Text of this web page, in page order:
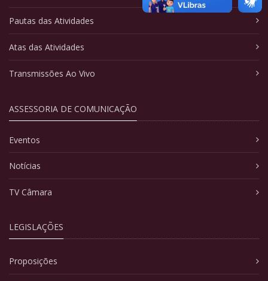
Pautas das Atividades
Atas das Atividades
Transmissões Ao Vivo
ASSESSORIA DE COMUNICAÇÃO
Eventos
Notícias
TV Câmara
LEGISLAÇÕES
Proposições